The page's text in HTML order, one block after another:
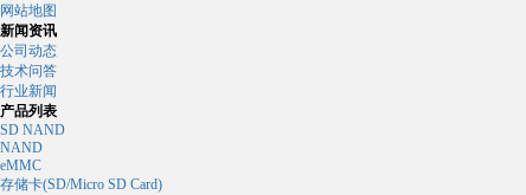
网站地图
新闻资讯
公司动态
技术问答
行业新闻
产品列表
SD NAND
NAND
eMMC
存储卡(SD/Micro SD Card)